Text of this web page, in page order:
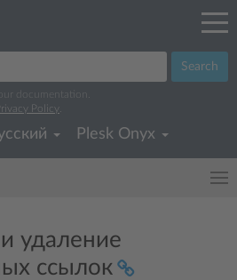
Search
documentation.
Privacy Policy
Plesk Onyx
удаление
ссылок